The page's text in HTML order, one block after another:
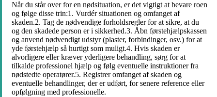
Når du står over for en nødsituation, er det vigtigt at bevare roen
og følge disse trin:1. Vurdér situationen og omfanget af
skaden.2. Tag de nødvendige forholdsregler for at sikre, at du
og den skadede person er i sikkerhed.3. Åbn førstehjælpskassen
og anvend nødvendigt udstyr (plaster, forbindinger, osv.) for at
yde førstehjælp så hurtigt som muligt.4. Hvis skaden er
alvorligere eller kræver yderligere behandling, sørg for at
tilkalde professionel hjælp og følg eventuelle instruktioner fra
nødstedte operatører.5. Registrer omfanget af skaden og
eventuelle behandlinger, der er udført, for senere reference eller
opfølgning med professionelle.